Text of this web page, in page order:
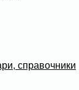
справочники